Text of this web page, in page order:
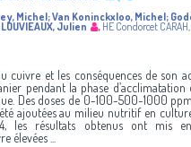
Michel;Van Koninckxloo, Michel;
LOUVIEAUX, Julien , HE Condorcet CARAH,
cuivre et les conséquences de son
pendant la phase d’acclimatation
Des doses de 0-100-500-1000
ajoutées au milieu nutritif en
les résultats obtenus ont mis
...